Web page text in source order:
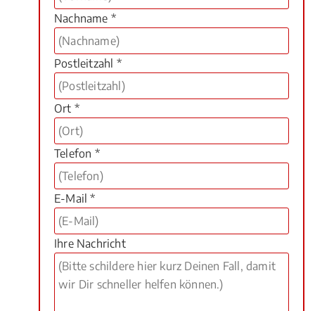
Nachname *
Postleitzahl *
Ort *
Telefon *
E-Mail *
Ihre Nachricht